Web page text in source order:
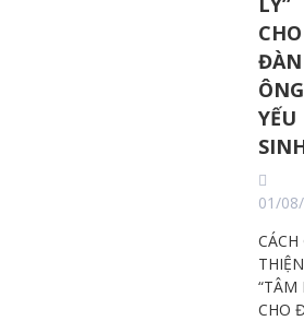
CHO
ĐÀN
ÔNG
YẾU
01/
CÁCH
THIỆN
“TÂM
CHO